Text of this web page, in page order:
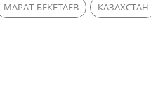
МАРАТ БЕКЕТАЕВ КАЗАХСТАН